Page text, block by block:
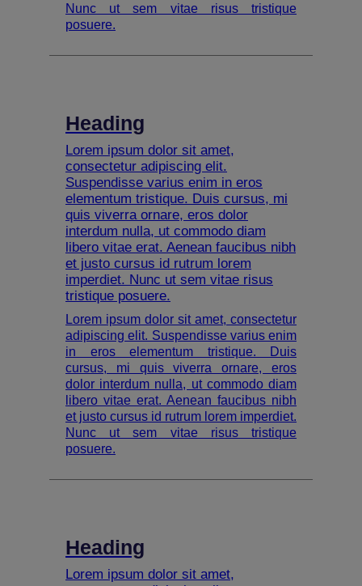
Nunc ut sem vitae risus tristique
posuere.
Heading
Lorem ipsum dolor sit amet,
consectetur adipiscing elit.
Suspendisse varius enim in eros
elementum tristique. Duis cursus, mi
quis viverra ornare, eros dolor
interdum nulla, ut commodo diam
libero vitae erat. Aenean faucibus nibh
et justo cursus id rutrum lorem
imperdiet. Nunc ut sem vitae risus
tristique posuere.
Lorem ipsum dolor sit amet, consectetur
adipiscing elit. Suspendisse varius enim
in eros elementum tristique. Duis
cursus, mi quis viverra ornare, eros
dolor interdum nulla, ut commodo diam
libero vitae erat. Aenean faucibus nibh
et justo cursus id rutrum lorem imperdiet.
Nunc ut sem vitae risus tristique
posuere.
Heading
Lorem ipsum dolor sit amet,